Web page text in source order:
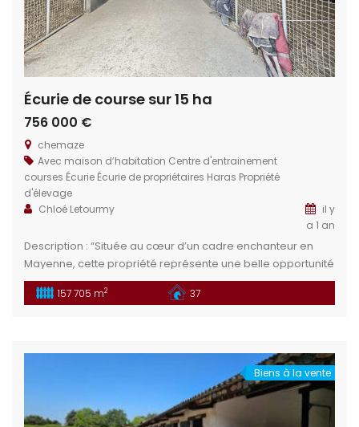
Écurie de course sur 15 ha
756 000 €
chemaze
Avec maison d’habitation Centre d'entrainement
courses Écurie Écurie de propriétaires Haras Propriété
d'élevage
Chloé Letourmy
il y
a 1 an
Description : “Située au cœur d’un cadre enchanteur en
Mayenne, cette propriété représente une belle opportunité
pour un projet d’entraînement ou d’élevage. Elle offre
diverses installations équestres de qualité.” Situation
environnement calme tout en restant proche des […]
157 705 m2 37
Biens à la vente